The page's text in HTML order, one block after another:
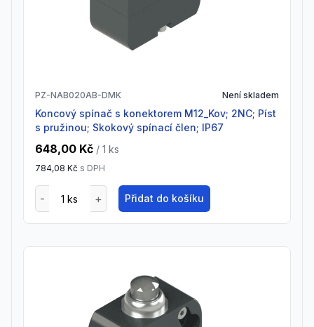
PZ-NAB020AB-DMK Není skladem
Koncový spínač s konektorem M12_Kov; 2NC; Píst
s pružinou; Skokový spínací člen; IP67
648,00 Kč / 1 ks
784,08 Kč s DPH
Přidat do košíku